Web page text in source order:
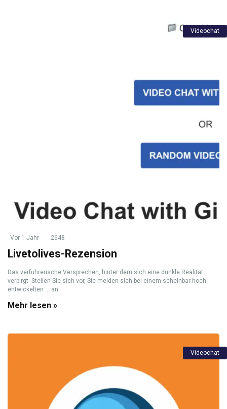
Videochat
Vor 1 Jahr 2648
Livetolives-Rezension
Das verführerische Versprechen, hinter dem sich eine dunkle Realität
verbirgt. Stellen Sie sich vor, Sie melden sich bei einem scheinbar hoch
entwickelten ... an.
Mehr lesen »
Videochat